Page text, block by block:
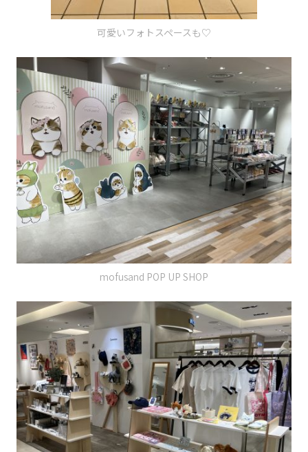
可愛いフォトスペースも♡
mofusand POP UP SHOP